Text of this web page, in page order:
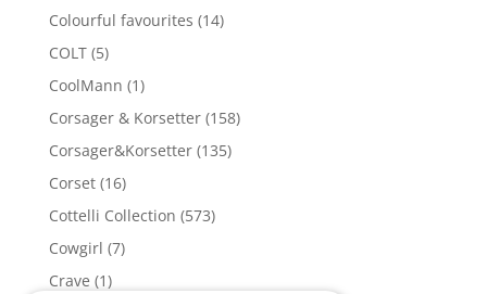
Colourful favourites (14)
COLT (5)
CoolMann (1)
Corsager & Korsetter (158)
Corsager&Korsetter (135)
Corset (16)
Cottelli Collection (573)
Cowgirl (7)
Crave (1)